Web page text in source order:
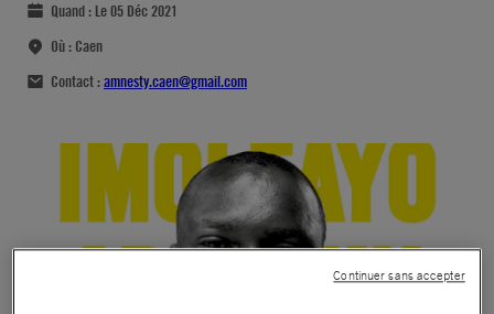
Quand : Le 05 Déc 2021
Où : Caen
Contact :amnesty.caen@gmail.com
Continuer sans accepter